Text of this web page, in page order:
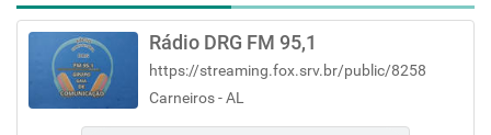
Rádio DRG FM 95,1
https://streaming.fox.srv.br/public/8258
Carneiros - AL